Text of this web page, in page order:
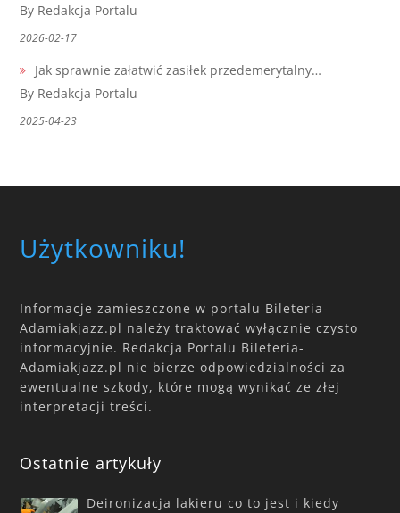
By Redakcja Portalu
2026-02-17
Jak sprawnie załatwić zasiłek przedemerytalny…
By Redakcja Portalu
2025-04-23
Użytkowniku!
Informacje zamieszczone w portalu Bileteria-
Adamiakjazz.pl należy traktować wyłącznie czysto
informacyjnie. Redakcja Portalu Bileteria-
Adamiakjazz.pl nie bierze odpowiedzialności za
ewentualne szkody, które mogą wynikać ze złej
interpretacji treści.
Ostatnie artykuły
Deironizacja lakieru co to jest i kiedy